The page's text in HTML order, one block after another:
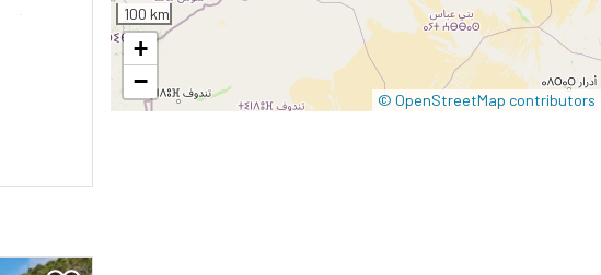
100 km
+
−
© OpenStreetMap contributors